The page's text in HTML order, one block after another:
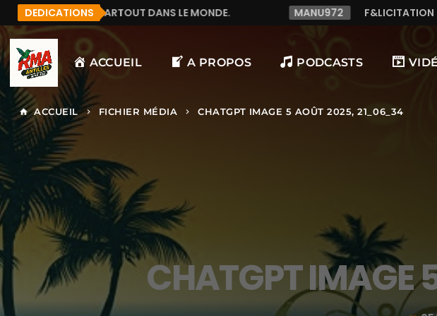
DEDICATIONS
LE MONDE. MANU972 F&LICITATION J'AI DECOUVERT CETTE RADIO
ACCUEIL A PROPOS PODCASTS
home ACCUEIL keyboard_arrow_right FICHIER MÉDIA keyboard_arrow_right CHATGPT IMAGE 5 AOÛT 2025, 21_06_34
CHATGPT